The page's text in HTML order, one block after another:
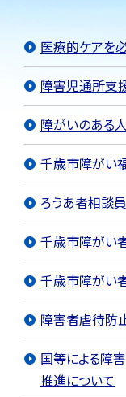
医療的ケアを
障害児通所支
障がいのある
千歳市障がい
ろうあ者相談
千歳市障がい
千歳市障がい
障害者虐待防
国等による障
推進について